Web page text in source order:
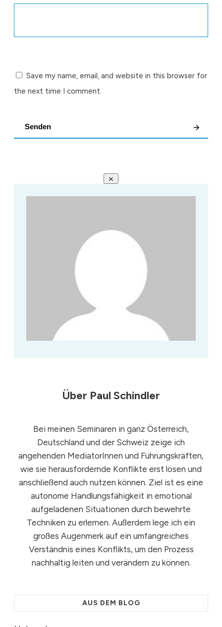
Save my name, email, and website in this browser for
the next time I comment.
Senden
Über Paul Schindler
Bei meinen Seminaren in ganz Österreich,
Deutschland und der Schweiz zeige ich
angehenden MediatorInnen und Führungskräften,
wie sie herausfordernde Konflikte erst lösen und
anschließend auch nutzen können. Ziel ist es eine
autonome Handlungsfähigkeit in emotional
aufgeladenen Situationen durch bewehrte
Techniken zu erlernen. Außerdem lege ich ein
großes Augenmerk auf ein umfangreiches
Verständnis eines Konflikts, um den Prozess
nachhaltig leiten und verändern zu können.
AUS DEM BLOG